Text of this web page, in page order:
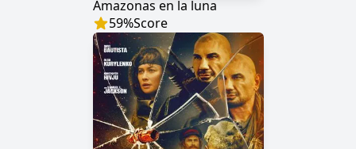
Amazonas en la luna
59%Score